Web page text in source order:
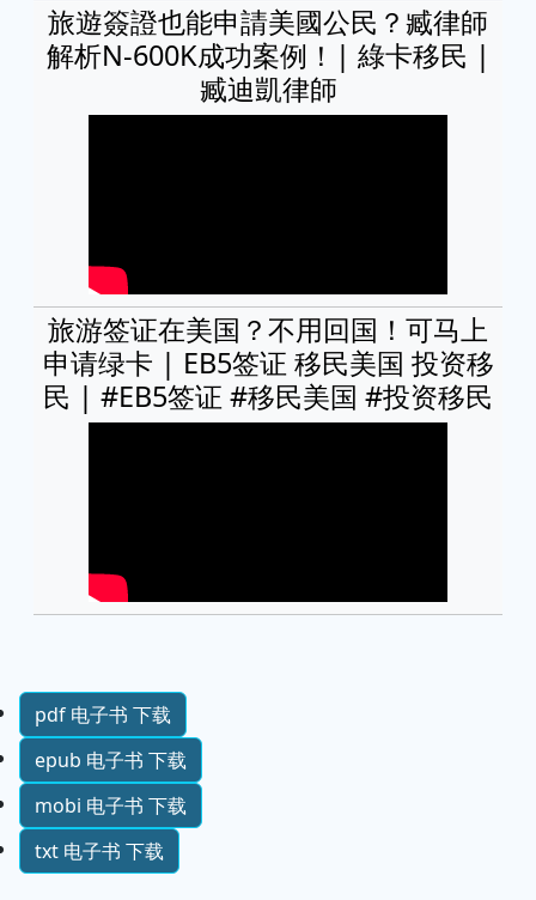
旅遊簽證也能申請美國公民？臧律師
解析N-600K成功案例！| 綠卡移民 |
臧迪凱律師
旅游签证在美国？不用回国！可马上
申请绿卡 | EB5签证 移民美国 投资移
民 | #EB5签证 #移民美国 #投资移民
pdf 电子书 下载
epub 电子书 下载
mobi 电子书 下载
txt 电子书 下载